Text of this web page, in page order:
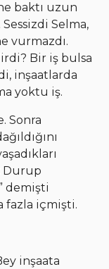
baktı uzun
Selma,
vurmazdı.
Bir iş bulsa
inşaatlarda
yoktu iş.
Sonra
Durup
demişti
fazla içmişti.
inşaata